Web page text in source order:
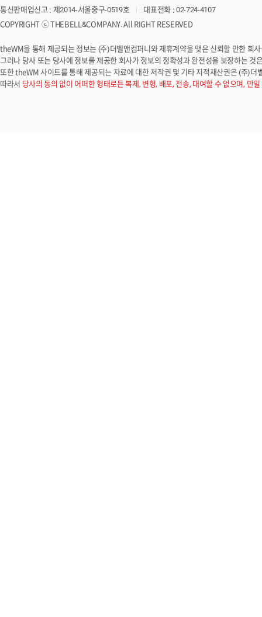
통신판매업신고 : 제2014-서울중구-0519호
대표전화 : 02-724-4107
COPYRIGHT ⓒ THEBELL&COMPANY. All RIGHT RESERVED
theWM을 통해 제공되는 정보는 (주)더벨앤컴퍼니와 제휴계약을 맺은 신뢰할 만한 회
그러나 당사 또는 당사에 정보를 제공한 회사가 정보의 정확성과 완전성을 보장하는
또한 theWM 사이트를 통해 제공되는 자료에 대한 저작권 및 기타 지적재산권은 (주)더
따라서 당사의 동의 없이 어떠한 형태로든 복제, 변형, 배포, 전송, 대여할 수 없으며, 만